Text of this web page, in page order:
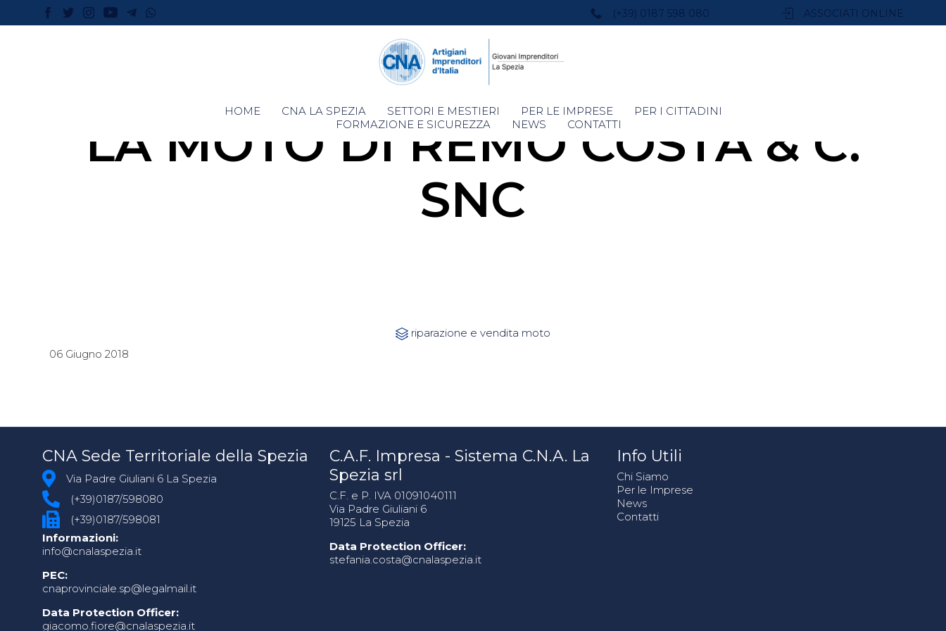
(+39) 0187 598 080 ASSOCIATI ONLINE
Skip
to
HOME CNA LA SPEZIA SETTORI E MESTIERI PER LE IMPRESE
PER I CITTADINI
FORMAZIONE E SICUREZZA
NEWS CONTATTI
LA MOTO DI REMO COSTA & C.
SNC
 Category
riparazione e vendita moto
06 Giugno 2018
CNA Sede Territoriale della Spezia
Via Padre Giuliani 6 La Spezia
(+39)0187/598080
(+39)0187/598081
Informazioni:
info@cnalaspezia.it
PEC:
cnaprovinciale.sp@legalmail.it
Data Protection Officer:
giacomo.fiore@cnalaspezia.it
C.A.F. Impresa - Sistema C.N.A. La
Spezia srl
C.F. e P. IVA 01091040111
Via Padre Giuliani 6
19125 La Spezia
Data Protection Officer:
stefania.costa@cnalaspezia.it
Info Utili
Chi Siamo
Per le Imprese
News
Contatti